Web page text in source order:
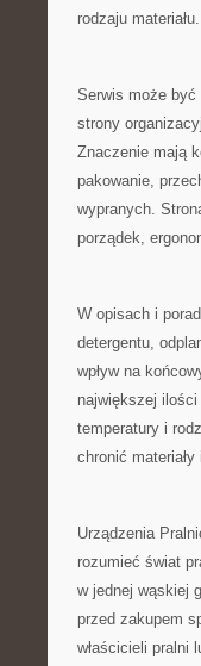
rodzaju materiału.
Serwis może być
strony
Znaczenie mają
pakowanie,
wypranych.
porządek,
W opisach i
detergentu,
wpływ na
największej
temperatury i
chronić
Urządzenia
rozumieć świat
w jednej wąskiej
przed zakupem
właścicieli pralni